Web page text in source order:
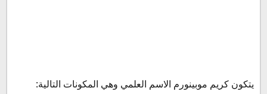
يتكون كريم موبينورم الاسم العلمي وهي المكونات التالية: